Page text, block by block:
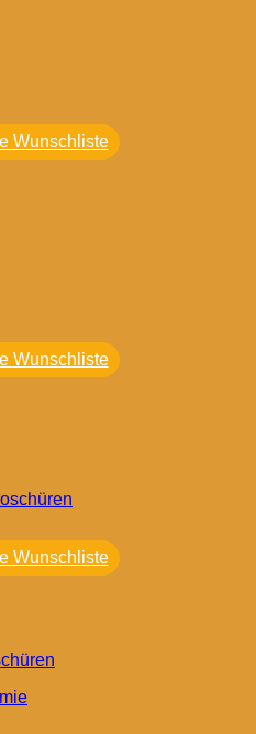
Wunschliste
Wunschliste
Wunschliste